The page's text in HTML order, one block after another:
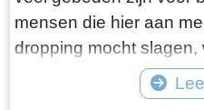
getroffen.Onze brug,
van de Duitsche grens
van ladingen trotyl
gemaakt om hem te
mensen die hier aan
dropping mocht slagen,
gebeuren was niet
nieuwe maan werden